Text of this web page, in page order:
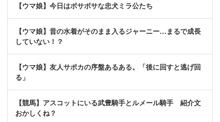
【ウマ娘】今日はボサボサな忠犬ミラ公たち
【ウマ娘】昔の水着がそのまま入るジャーニー…まるで成長
していない！？
【ウマ娘】友人サポカの序盤あるある。「後に回すと逃げ回
る」
【競馬】アスコットにいる武豊騎手とルメール騎手 紹介文
おかしくね？